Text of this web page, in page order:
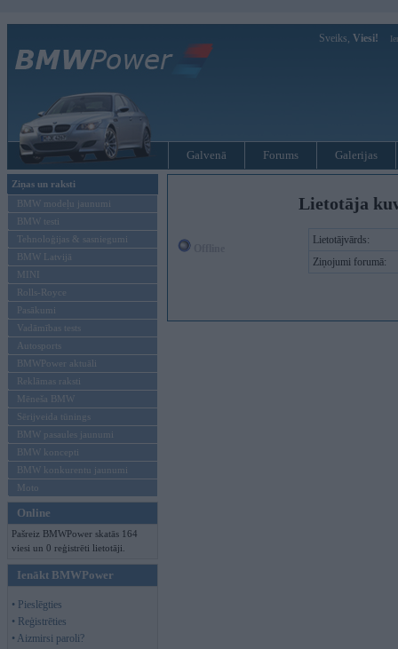
Sveiks, Viesi!
Galvenā Forums Galerijas
Ziņas un raksti
BMW modeļu jaunumi
BMW testi
Tehnoloģijas & sasniegumi
BMW Latvijā
MINI
Rolls-Royce
Pasākumi
Vadāmības tests
Autosports
BMWPower aktuāli
Reklāmas raksti
Mēneša BMW
Sērijveida tūnings
BMW pasaules jaunumi
BMW koncepti
BMW konkurentu jaunumi
Moto
Online
Pašreiz BMWPower skatās 164
viesi un 0 reģistrēti lietotāji.
Ienākt BMWPower
• Pieslēgties
• Reģistrēties
• Aizmirsi paroli?
Lietotāja
Lietotājvārds:
Ziņojumi forumā: